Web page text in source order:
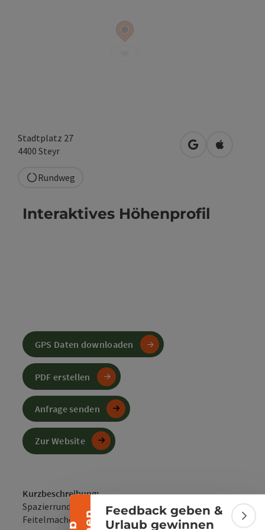
Banner einklappen
Feedback geben &
Urlaub gewinnen
Stadtplatz 27
4400 Steyr in Google Maps
in Apple
Rundweg
Kurzbeschreibung:
Spazierrunde durch das Museumsdorf "Tal der
Feitelmacher"
Interaktives Höhenprofil
GPS Daten downloaden
PDF erstellen
Anfrage senden
Zur Website